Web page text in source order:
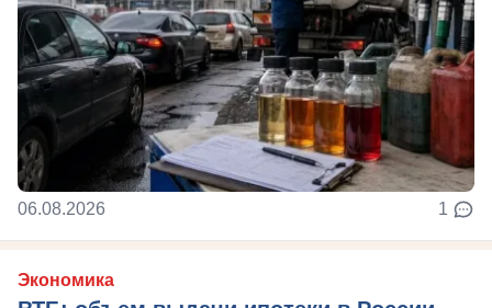
06.08.2026 1
Экономика